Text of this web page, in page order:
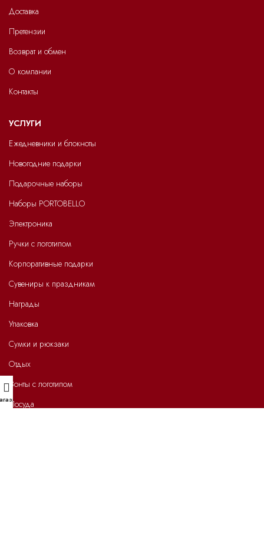
Доставка
Претензии
Возврат и обмен
О компании
Контакты
УСЛУГИ
Ежедневники и блокноты
Новогодние подарки
Подарочные наборы
Наборы PORTOBELLO
Электроника
Ручки с логотипом
Корпоративные подарки
Сувениры к праздникам
Награды
Упаковка
Сумки и рюкзаки
Отдых
Зонты с логотипом
Посуда